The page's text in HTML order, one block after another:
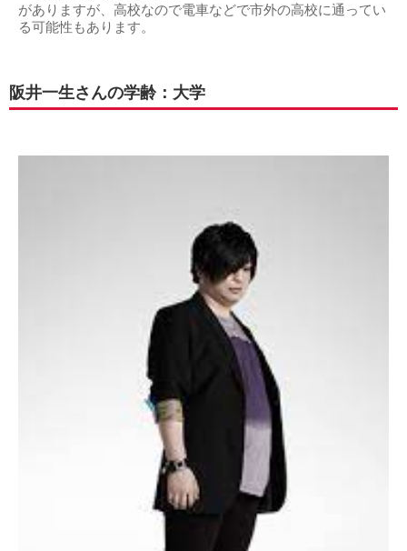
がありますが、高校なので電車などで市外の高校に通ってい
る可能性もあります。
阪井一生さんの学齢：大学